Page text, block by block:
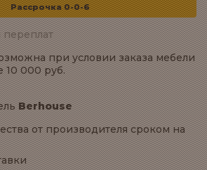
Рассрочка 0-0-6
при условии заказа мебели
10 000 руб.
Berhouse
от производителя сроком на